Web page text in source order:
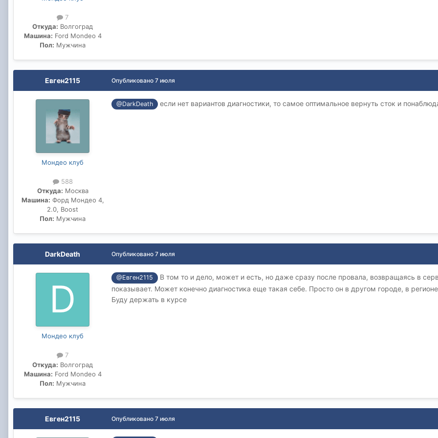
7
Откуда: Волгоград
Машина: Ford Mondeo 4
Пол: Мужчина
Евген2115
Мондео клуб
588
Откуда: Москва
Машина: Форд Мондео 4,
2.0, Boost
Пол: Мужчина
Опубликовано 7 июля
@DarkDeath если нет вариантов диагностики, то самое оптимальное вернуть сток и
DarkDeath
Мондео клуб
7
Откуда: Волгоград
Машина: Ford Mondeo 4
Пол: Мужчина
Опубликовано 7 июля
@Евген2115
В том то и дело, может и есть, но даже сразу после провала, возвращаясь в
показывает. Может конечно диагностика еще такая себе. Просто он в другом городе, в
Буду держать в курсе
Евген2115 Опубликовано 7 июля